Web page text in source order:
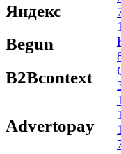
Яндекс
Begun
B2Bcontext
Advertopay